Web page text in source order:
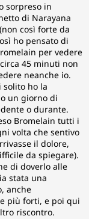
sorpreso in
di Narayana
così forte da
ho pensato di
per vedere
45 minuti non
neanche io.
solito ho la
un giorno di
o durante.
Bromelain tutti i
volta che sentivo
il dolore,
da spiegare).
di doverlo alle
stata una
anche
più forti, e poi qui
riscontro.